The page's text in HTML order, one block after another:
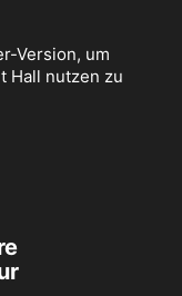
Version, um
Hall nutzen zu